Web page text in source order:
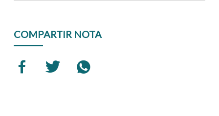
COMPARTIR NOTA